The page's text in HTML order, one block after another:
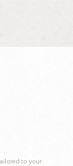
to your